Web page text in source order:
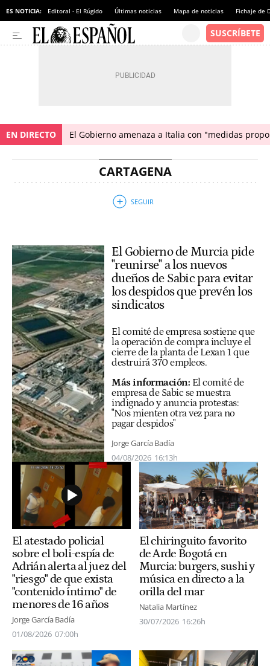
ES NOTICIA: Editoral - El Rúgido Últimas noticias Mapa de noticias Fichaje de
EN DIRECTO El Gobierno amenaza a Italia con "medidas
CARTAGENA
El Gobierno de Murcia pide
"reunirse" a los nuevos
dueños de Sabic para evitar
los despidos que prevén los
sindicatos
El comité de empresa sostiene que
la operación de compra incluye el
cierre de la planta de Lexan 1 que
destruirá 370 empleos.
Más información: El comité de
empresa de Sabic se muestra
indignado y anuncia protestas:
"Nos mienten otra vez para no
pagar despidos"
Jorge García Badía
04/08/2026 16:13h
El atestado policial
sobre el boli-espía de
Adrián alerta al juez del
"riesgo" de que exista
"contenido íntimo" de
menores de 16 años
Jorge García Badía
01/08/2026 07:00h
El chiringuito favorito
de Arde Bogotá en
Murcia: burgers, sushi y
música en directo a la
orilla del mar
Natalia Martínez
30/07/2026 16:26h